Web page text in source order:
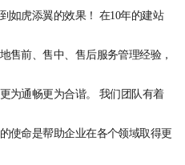
如虎添翼的效果！ 在10年的建站
售前、售中、售后服务管理经验，
为通畅更为合谐。 我们团队有着
使命是帮助企业在各个领域取得更